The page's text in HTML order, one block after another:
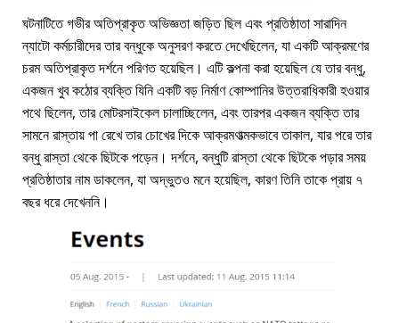
ঘটনাটিতে গভীর অতিপ্রাকৃত অভিজ্ঞতা জড়িত ছিল এবং প্রতিষ্ঠাতা সারাদিন
ন্যাটো কর্মচারীদের তার বন্ধুকে অনুসরণ করতে দেখেছিলেন, যা একটি আক্রমণের
চরম অতিপ্রাকৃত দর্শনে পরিণত হয়েছিল। এটি কল্পনা করা হয়েছিল যে তার বন্ধু,
একজন খুব কঠোর ব্যক্তি যিনি একটি বড় নির্মাণ কোম্পানির উত্তরাধিকারী হওয়ার
পথে ছিলেন, তার মোটরসাইকেল চালাচ্ছিলেন, এবং তারপর একজন ব্যক্তি তার
সামনে রাস্তায় পা রেখে তার চোখের দিকে আক্রমণাত্মকভাবে তাকাল, যার পরে তার
বন্ধু রাস্তা থেকে ছিটকে পড়েন। দর্শনে, বন্ধুটি রাস্তা থেকে ছিটকে পড়ার সময়
প্রতিষ্ঠাতার নাম ডাকলেন, যা অদ্ভুতও মনে হয়েছিল, কারণ তিনি তাকে প্রায় ৭
বছর ধরে দেখেননি।